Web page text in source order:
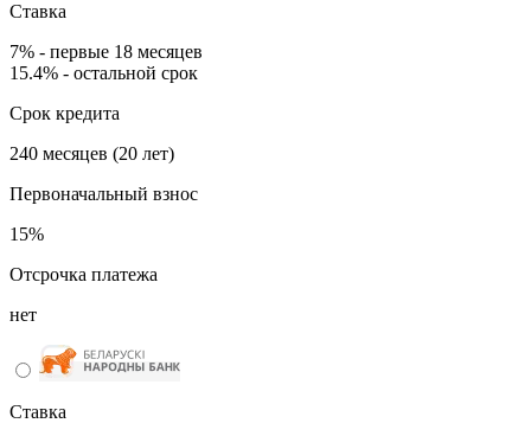
Ставка
7% - первые 18 месяцев
15.4% - остальной срок
Срок кредита
240 месяцев (20 лет)
Первоначальный взнос
15%
Отсрочка платежа
нет
Ставка